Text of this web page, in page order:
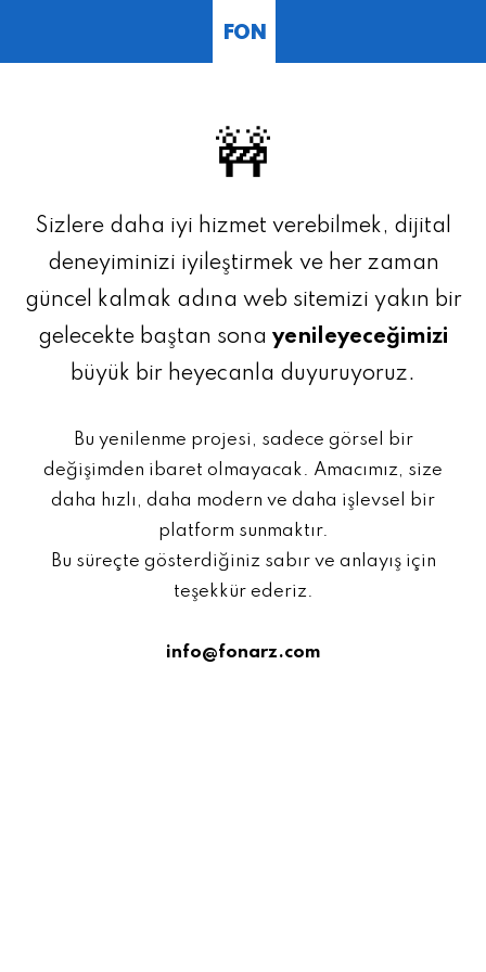
FON
🚧
Sizlere daha iyi hizmet verebilmek, dijital
deneyiminizi iyileştirmek ve her zaman
güncel kalmak adına web sitemizi yakın bir
gelecekte baştan sona yenileyeceğimizi
büyük bir heyecanla duyuruyoruz.
Bu yenilenme projesi, sadece görsel bir
değişimden ibaret olmayacak. Amacımız, size
daha hızlı, daha modern ve daha işlevsel bir
platform sunmaktır.
Bu süreçte gösterdiğiniz sabır ve anlayış için
teşekkür ederiz.
info@fonarz.com